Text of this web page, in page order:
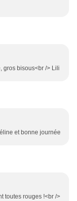
gros bisous<br /> Lili
et bonne journée
toutes rouges !<br />